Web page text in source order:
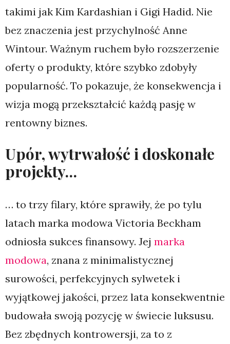
takimi jak Kim Kardashian i Gigi Hadid. Nie
bez znaczenia jest przychylność Anne
Wintour. Ważnym ruchem było rozszerzenie
oferty o produkty, które szybko zdobyły
popularność. To pokazuje, że konsekwencja i
wizja mogą przekształcić każdą pasję w
rentowny biznes.
Upór, wytrwałość i doskonałe
projekty…
… to trzy filary, które sprawiły, że po tylu
latach marka modowa Victoria Beckham
odniosła sukces finansowy. Jej marka
modowa, znana z minimalistycznej
surowości, perfekcyjnych sylwetek i
wyjątkowej jakości, przez lata konsekwentnie
budowała swoją pozycję w świecie luksusu.
Bez zbędnych kontrowersji, za to z